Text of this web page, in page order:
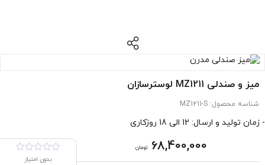
میز و صندلی MZ1211 لوسترسازان
شناسه محصول: MZ1211-S
- زمان تولید و ارسال: 12 الی 18 روزکاری
68,400,000 تومان
بدون امتیاز